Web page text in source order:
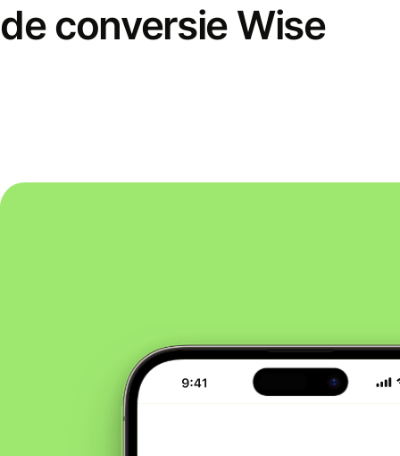
de conversie Wise